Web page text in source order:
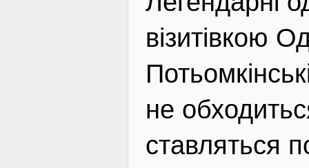
візитівкою
не
ставляться